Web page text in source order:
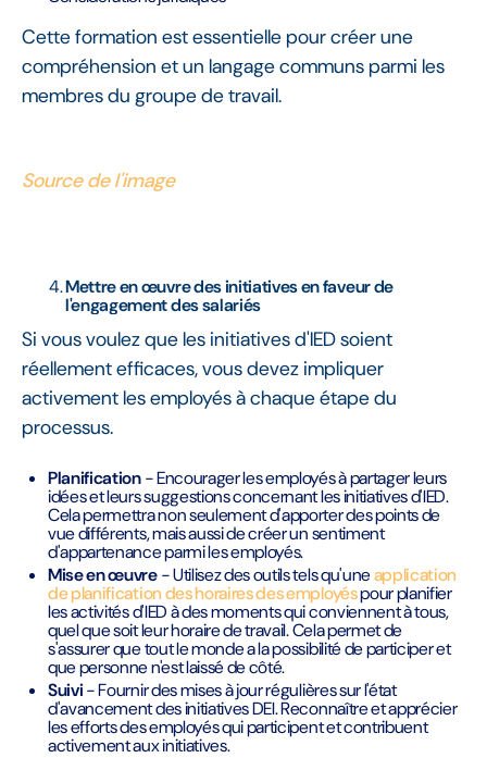
Cette formation est essentielle pour créer une
compréhension et un langage communs parmi les
membres du groupe de travail.
Source de l'image
Mettre en œuvre des initiatives en faveur de
l'engagement des salariés
Si vous voulez que les initiatives d'IED soient
réellement efficaces, vous devez impliquer
activement les employés à chaque étape du
processus.
Planification- Encourager les employés à partager leurs
idées et leurs suggestions concernant les initiatives d'IED.
Cela permettra non seulement d'apporter des points de
vue différents, mais aussi de créer un sentiment
d'appartenance parmi les employés.
Mise en œuvre- Utilisez des outils tels qu'uneapplication
de planification des horaires des employéspour planifier
les activités d'IED à des moments qui conviennent à tous,
quel que soit leur horaire de travail. Cela permet de
s'assurer que tout le monde a la possibilité de participer et
que personne n'est laissé de côté.
Suivi- Fournir des mises à jour régulières sur l'état
d'avancement des initiatives DEI. Reconnaître et apprécier
les efforts des employés qui participent et contribuent
activement aux initiatives.